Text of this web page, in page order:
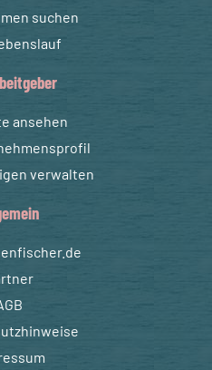
suchen
ansehen
verwalten